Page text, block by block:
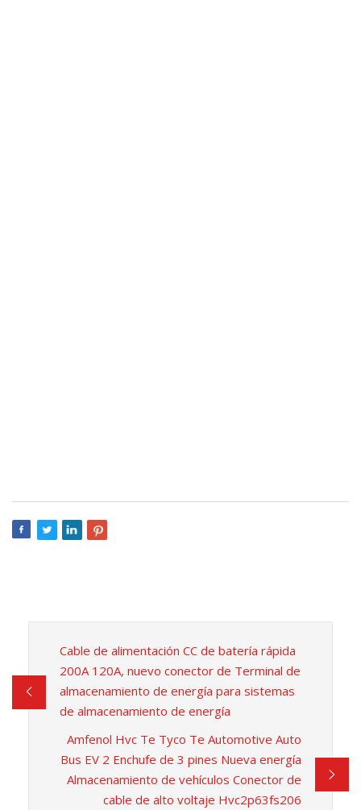
Cable de alimentación CC de batería rápida
200A 120A, nuevo conector de Terminal de
almacenamiento de energía para sistemas
de almacenamiento de energía
Amfenol Hvc Te Tyco Te Automotive Auto
Bus EV 2 Enchufe de 3 pines Nueva energía
Almacenamiento de vehículos Conector de
cable de alto voltaje Hvc2p63fs206